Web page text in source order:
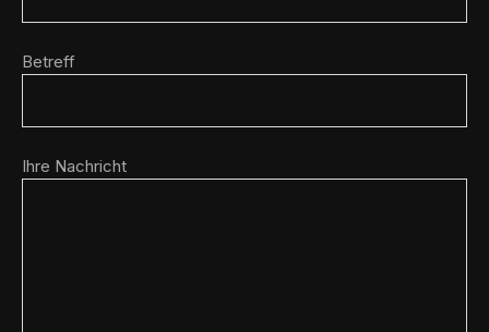
Betreff
Ihre Nachricht